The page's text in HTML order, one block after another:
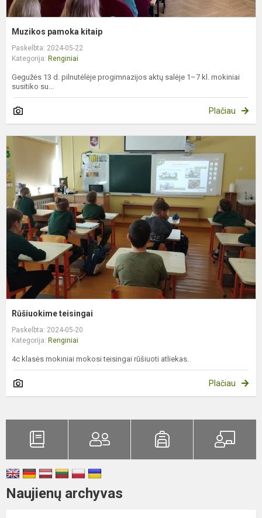
Muzikos pamoka kitaip
Paskelbta: 2024-05-22
Kategorija: Renginiai
Gegužės 13 d. pilnutėlėje progimnazijos aktų salėje 1–7 kl. mokiniai
susitiko su...
Plačiau
Rūšiuokime teisingai
Paskelbta: 2024-05-20
Kategorija: Renginiai
4c klasės mokiniai mokosi teisingai rūšiuoti atliekas.
Plačiau
Naujienų archyvas